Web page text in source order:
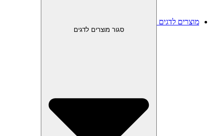
מוצרים לדגים
סגור מוצרים לדגים